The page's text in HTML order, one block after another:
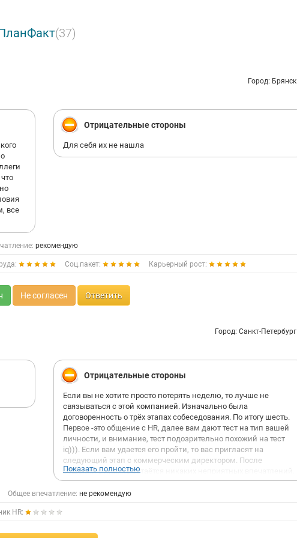
(37)
Город: Брянск
все
Отрицательные стороны
Для себя их не нашла
рекомендую
Соц.пакет: Карьерный рост:
Не согласен Ответить
Город: Санкт-Петербург
Отрицательные стороны
Если вы не хотите просто потерять неделю, то лучше не
связываться с этой компанией. Изначально была
договоренность о трёх этапах собеседования. По итогу шесть.
Первое -это общение с HR, далее вам дают тест на тип вашей
личности, и внимание, тест подозрительно похожий на тест
iq))). Если вам удается его пройти, то вас пригласят на
следующий этап с коммерческим директором. После
общения с ним не остаётся никаких неприятных впечатлений,
и вы думаете: «Ну вот и всё- финишная прямая, жду оффер или
отказ». Но нет, вас зовут ещё на встречу с генеральными
директорами, и вы тратите ещё два часа из своей жизни на
После встречи вам предлагают собрать таблицы с
Показать полностью
Общее впечатление: не рекомендую
HR: